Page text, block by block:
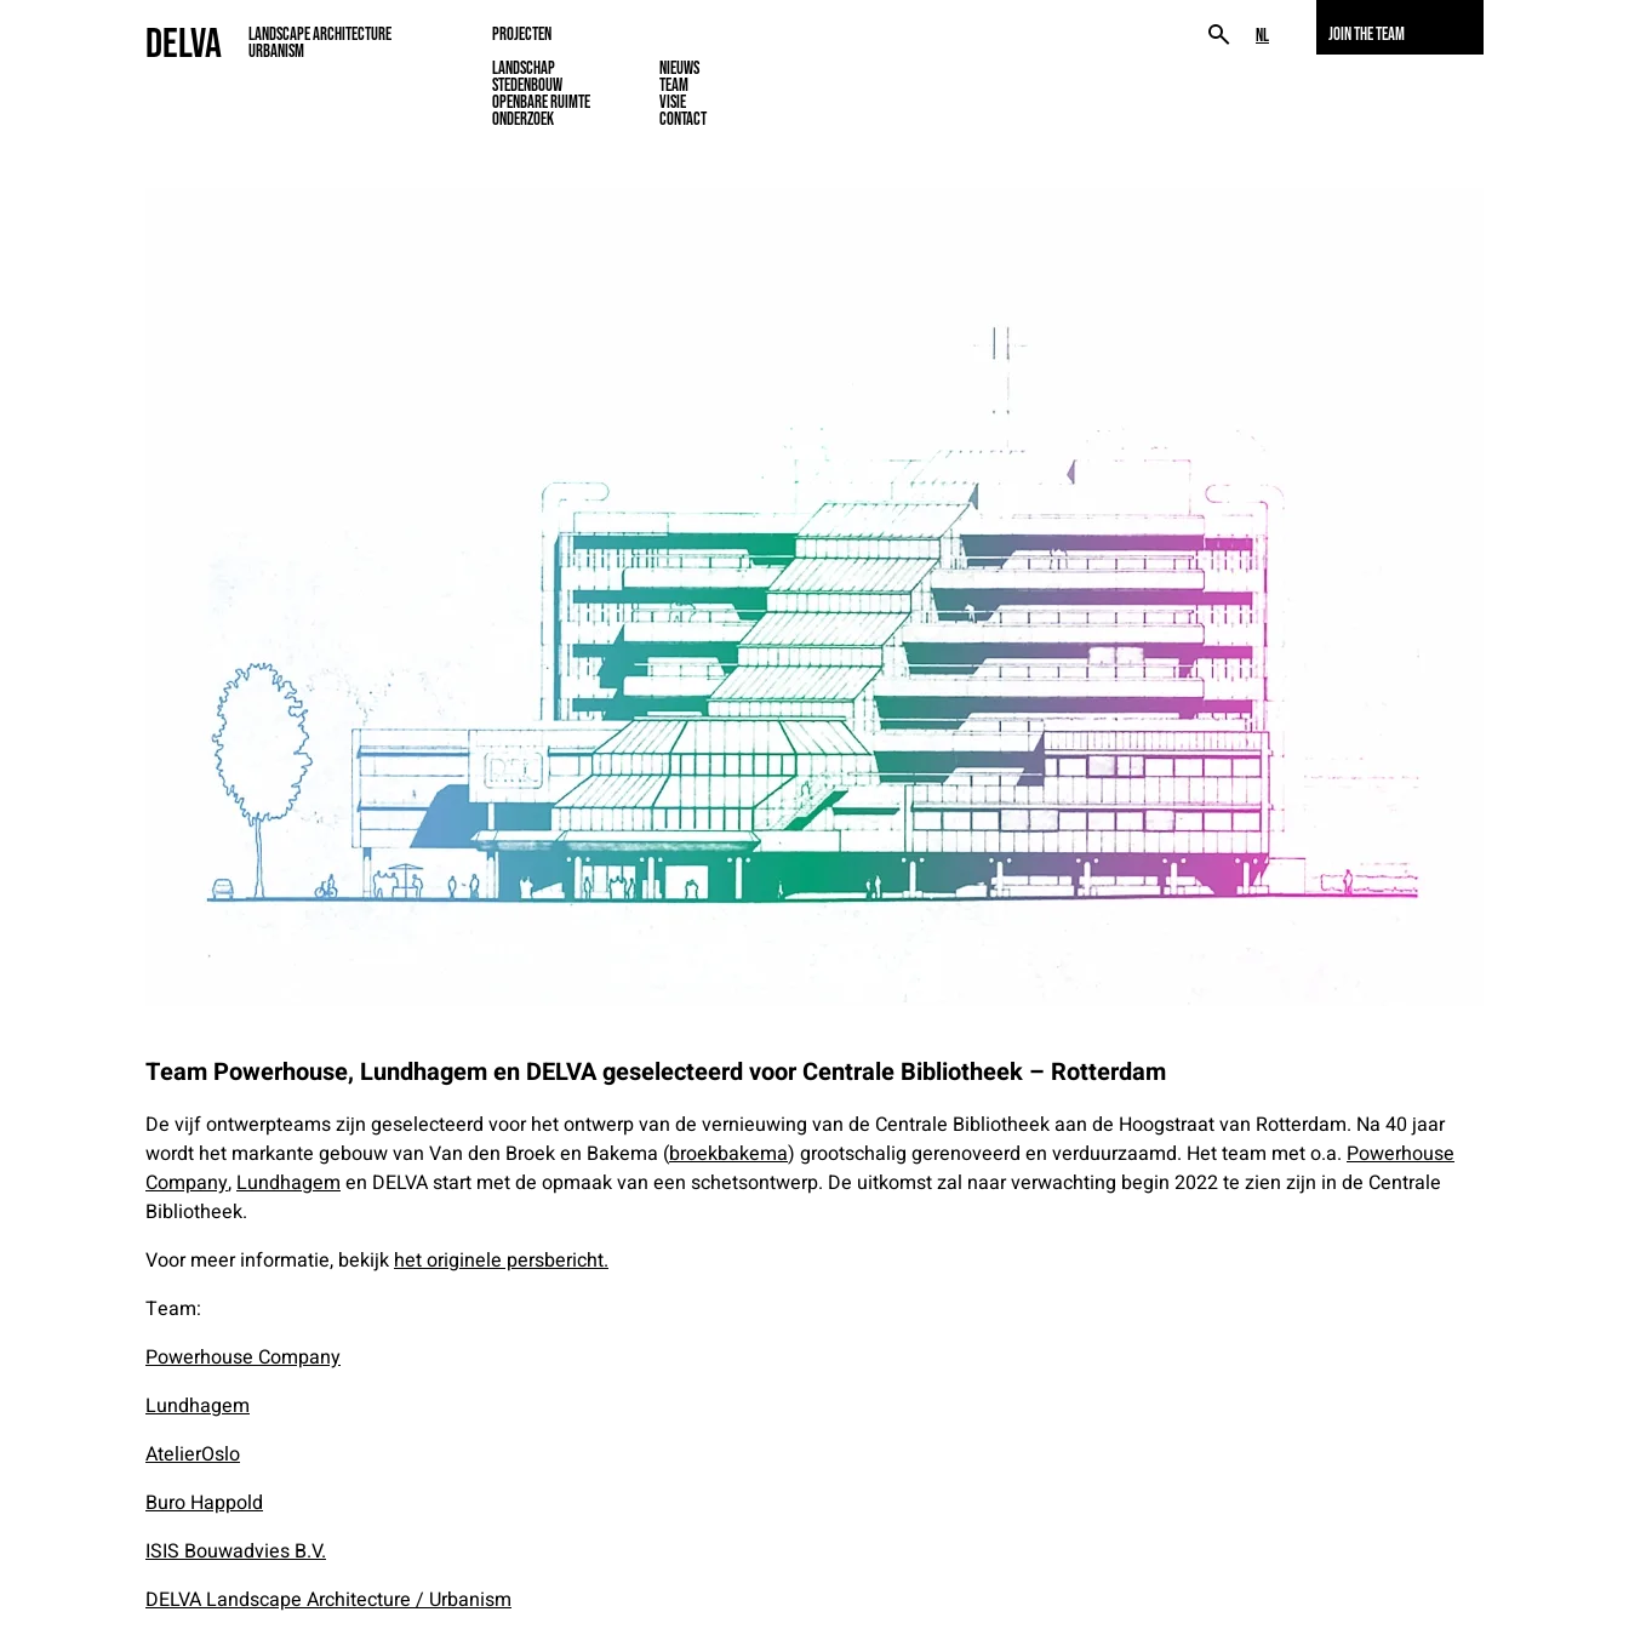
JOIN THE TEAM
NL
DELVA
LANDSCAPE ARCHITECTURE
URBANISM
PROJECTEN
LANDSCHAP
STEDENBOUW
OPENBARE RUIMTE
ONDERZOEK
NIEUWS
TEAM
VISIE
CONTACT
Team Powerhouse, Lundhagem en DELVA geselecteerd voor Centrale Bibliotheek – Rotterdam
De vijf ontwerpteams zijn geselecteerd voor het ontwerp van de vernieuwing van de Centrale Bibliotheek aan de Hoogstraat van Rotterdam. Na 40 jaar
wordt het markante gebouw van Van den Broek en Bakema (broekbakema) grootschalig gerenoveerd en verduurzaamd. Het team met o.a. Powerhouse
Company,Lundhagemen DELVA start met de opmaak van een schetsontwerp. De uitkomst zal naar verwachting begin 2022 te zien zijn in de Centrale
Bibliotheek.
Voor meer informatie, bekijkhet originele persbericht.
Team:
Powerhouse Company
Lundhagem
AtelierOslo
Buro Happold
ISIS Bouwadvies B.V.
DELVA Landscape Architecture / Urbanism